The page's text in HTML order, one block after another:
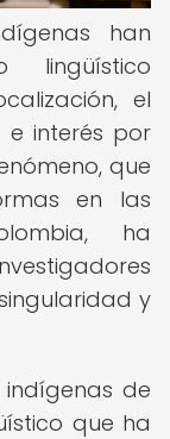
han
lingüístico
el
interés por
que
en las
ha
y
de
que ha